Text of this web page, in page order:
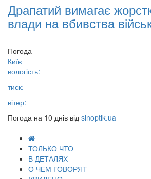
Драпатий вимагає
влади на вбивства
Погода
Київ
вологість:
тиск:
вітер:
Погода на 10 днів від sinoptik.ua
ТОЛЬКО ЧТО
В ДЕТАЛЯХ
О ЧЕМ ГОВОРЯТ